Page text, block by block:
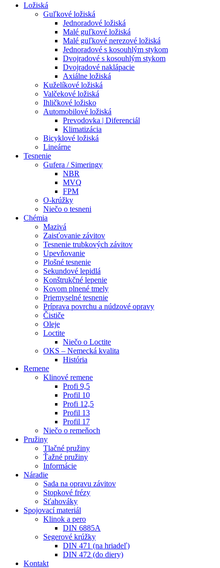
Ložiská
Guľkové ložiská
Jednoradové ložiská
Malé guľkové ložiská
Malé guľkové nerezové ložiská
Jednoradové s kosouhlým stykom
Dvojradové s kosouhlým stykom
Dvojradové naklápacie
Axiálne ložiská
Kuželíkové ložiská
Valčekové ložiská
Ihličkové ložisko
Automobilové ložiská
Prevodovka | Diferenciál
Klimatizácia
Bicyklové ložiská
Lineárne
Tesnenie
Gufera / Simeringy
NBR
MVQ
FPM
O-krúžky
Niečo o tesneni
Chémia
Mazivá
Zaisťovanie závitov
Tesnenie trubkových závitov
Upevňovanie
Plošné tesnenie
Sekundové lepidlá
Konštrukčné lepenie
Kovom plnené tmely
Priemyselné tesnenie
Príprava povrchu a núdzové opravy
Čističe
Oleje
Loctite
Niečo o Loctite
OKS – Nemecká kvalita
História
Remene
Klinové remene
Profi 9,5
Profil 10
Profi 12,5
Profil 13
Profil 17
Niečo o remeňoch
Pružiny
Tlačné pružiny
Ťažné pružiny
Informácie
Náradie
Sada na opravu závitov
Stopkové frézy
Sťahováky
Spojovací materiál
Klinok a pero
DIN 6885A
Segerové krúžky
DIN 471 (na hriadeľ)
DIN 472 (do diery)
Kontakt